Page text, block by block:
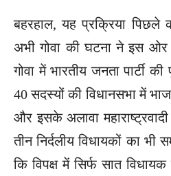
बहरहाल, यह प्रक्रिया
अभी गोवा की घटना ने इस ओर
गोवा में भारतीय जनता पार्टी
40 सदस्यों की विधानसभा में
और इसके अलावा
तीन निर्दलीय विधायकों का
कि विपक्ष में सिर्फ सात